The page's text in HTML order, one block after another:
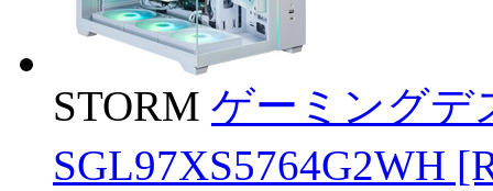
STORM ゲーミングデ
SGL97XS5764G2WH